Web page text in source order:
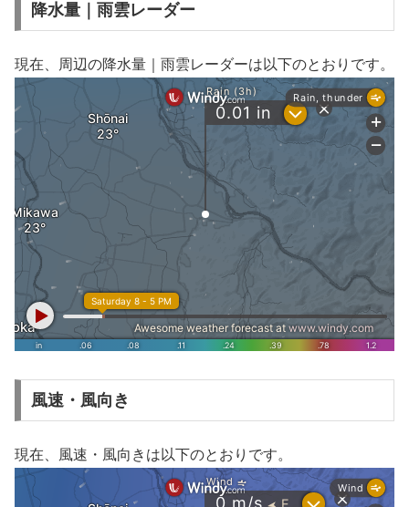
降水量｜雨雲レーダー
現在、周辺の降水量｜雨雲レーダーは以下のとおりです。
風速・風向き
現在、風速・風向きは以下のとおりです。